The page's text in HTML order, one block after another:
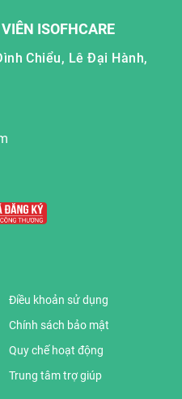
ISOFHCARE
Chiểu, Lê Đại Hành,
Điều khoản sử dụng
Chính sách bảo mật
Quy chế hoạt động
Trung tâm trợ giúp